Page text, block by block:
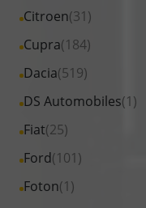
Audi
anzeigen
Fahrzeuge
BYD
anzeigen
Citroen(31)
Alle
Fahrzeuge
Citroen
anzeigen
Cupra(184)
Alle
Fahrzeuge
Cupra
anzeigen
Dacia(519)
Alle
Fahrzeuge
Dacia
anzeigen
DS Automobiles(1)
Alle
Fahrzeuge
DS
Automobiles
Fiat(25)
Alle
Fahrzeuge
Fiat
Ford(101)
Alle
Fahrzeuge
Foton(1)
Alle